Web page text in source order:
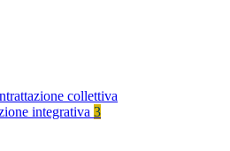
collettiva
integrativa 3